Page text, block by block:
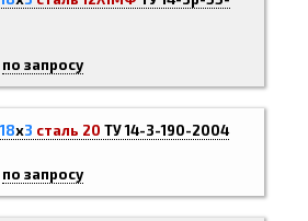
по запросу
18х3 сталь 20 ТУ 14-3-190-2004
по запросу